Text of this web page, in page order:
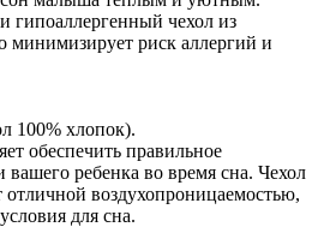
чехол из
минимизирует риск аллергий и
100% хлопок).
обеспечить правильное
ребенка во время сна. Чехол
отличной воздухопроницаемостью,
для сна.